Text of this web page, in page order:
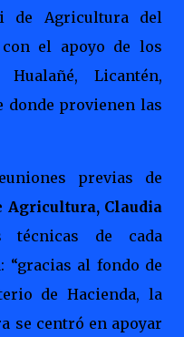
de Agricultura del
el apoyo de los
Licantén,
donde provienen las
previas de
Agricultura, Claudia
de cada
“gracias al fondo de
de Hacienda, la
se centró en apoyar